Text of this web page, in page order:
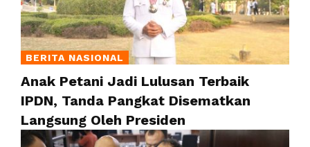
BERITA NASIONAL
Anak Petani Jadi Lulusan Terbaik
IPDN, Tanda Pangkat Disematkan
Langsung Oleh Presiden